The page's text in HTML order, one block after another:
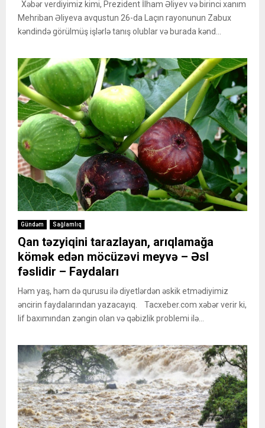
Xəbər verdiyimiz kimi, Prezident İlham Əliyev və birinci xanım
Mehriban Əliyeva avqustun 26-da Laçın rayonunun Zabux
kəndində görülmüş işlərlə tanış olublar və burada kənd...
Gündəm Sağlamlıq
Qan təzyiqini tarazlayan, arıqlamağa
kömək edən möcüzəvi meyvə – Əsl
fəslidir – Faydaları
Həm yaş, həm də qurusu ilə diyetlərdən əskik etmədiyimiz
əncirin faydalarından yazacayıq. Tacxeber.com xəbər verir ki,
lif baxımından zəngin olan və qəbizlik problemi ilə...